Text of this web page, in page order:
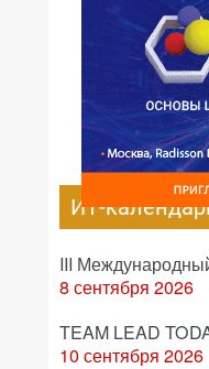
ИТ-
III
8 сентября 2026
TEAM LEAD
10 сентября 2026